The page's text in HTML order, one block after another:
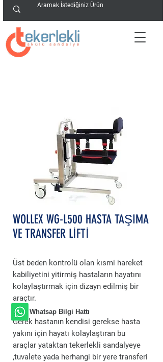
WOLLEX WG-L500 HASTA TAŞIMA
VE TRANSFER LİFTİ
Üst beden kontrolü olan kısmi hareket
kabiliyetini yitirmiş hastaların hayatını
kolaylaştırmak için dizayn edilmiş bir
araçtır.
Gerek hastanın kendisi gerekse hasta
yakını için hayatı kolaylaştıran bu
araçlar yataktan tekerlekli sandalyeye
,tuvalete yada herhangi bir yere transferi
Whatsap Bilgi Hattı